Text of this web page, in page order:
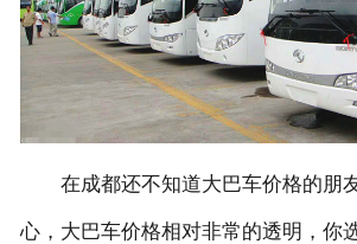
在成都还不知道大巴车价格的朋
心，大巴车价格相对非常的透明，你